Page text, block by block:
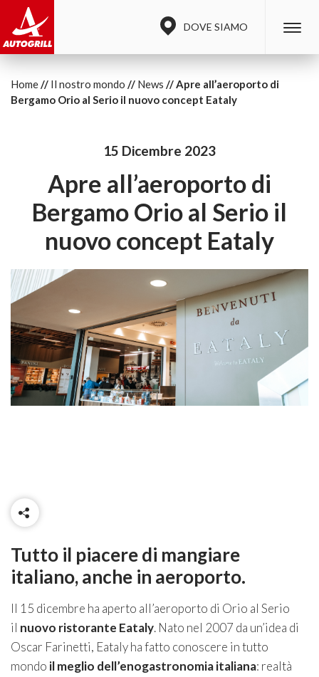
DOVE SIAMO
Home Il nostro mondo News
Apre all’aeroporto di
Bergamo Orio al Serio il nuovo concept Eataly
15 Dicembre 2023
Apre all’aeroporto di
Bergamo Orio al Serio il
nuovo concept Eataly
Tutto il piacere di mangiare
italiano, anche in aeroporto.
Il 15 dicembre ha aperto all’aeroporto di Orio al Serio
il nuovo ristorante Eataly. Nato nel 2007 da un’idea di
Oscar Farinetti, Eataly ha fatto conoscere in tutto
mondo il meglio dell’enogastronomia italiana: realtà